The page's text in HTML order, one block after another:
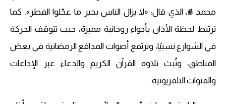
محمد ﷺ، الذي قال: «لا يزال الناس بخير ما عجّلوا الفطر». كما
ترتبط لحظة الأذان بأجواء روحانية مميزة، حيث تتوقف الحركة
في الشوارع نسبيًا، وترتفع أصوات المدافع الرمضانية في بعض
المناطق، وتُبث تلاوة القرآن الكريم والدعاء عبر الإذاعات
والقنوات التلفزيونية.